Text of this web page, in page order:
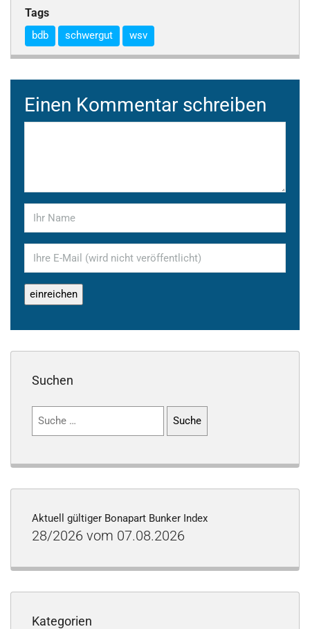
Tags
bdb schwergut wsv
Einen Kommentar schreiben
Suchen
Suchen
Aktuell gültiger Bonapart Bunker Index
28/2026 vom 07.08.2026
Kategorien